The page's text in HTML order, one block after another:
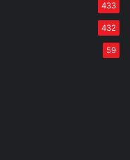
433
432
59